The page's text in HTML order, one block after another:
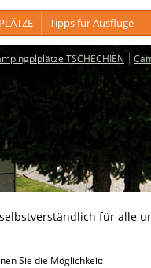
Tipps für Ausflüge
TSCHECHIEN
für alle
Sie die Möglichkeit: